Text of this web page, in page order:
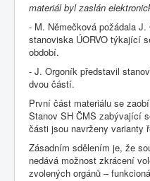
materiál byl zaslán
- M. Němečková požádala
stanoviska ÚORVO týkající
období.
- J. Orgoník představil
dvou částí.
První část materiálu se
Stanov SH ČMS zabývající
části jsou navrženy varianty
Zásadním sdělením je, že
nedává možnost zkrácení
zvolených orgánů –